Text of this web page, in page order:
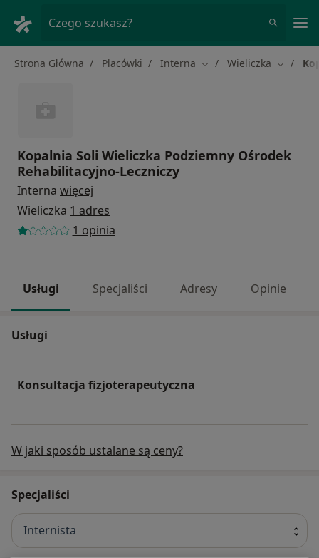
Czego szukasz?
Strona Główna Placówki Interna Zmień miasto
Wieliczka Zmień
Kopalnia Soli Wieliczka Podziemny Ośrodek
Rehabilitacyjno-Leczniczy
Interna więcej
Wieliczka 1 adres
1 opinia
Usługi Specjaliści Adresy Opinie
Usługi
Konsultacja fizjoterapeutyczna
W jaki sposób ustalane są ceny?
Specjaliści
Internista